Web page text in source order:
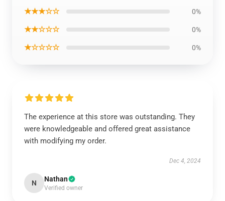
★★★☆☆ 0%
★★☆☆☆ 0%
★☆☆☆☆ 0%
The experience at this store was outstanding. They
were knowledgeable and offered great assistance
with modifying my order.
Dec 4, 2024
N Nathan
Verified owner